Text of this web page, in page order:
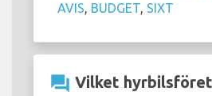
AVIS, BUDGET, SIXT
question_answer Vilket